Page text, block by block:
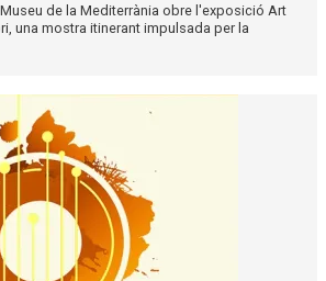
de la Mediterrània obre l'exposició Art
una mostra itinerant impulsada per la